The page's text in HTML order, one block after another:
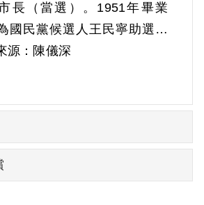
長（當選）。1951年畢業
國民黨候選人王民寧助選臺
選）。1957年第三屆臺北市
無黨籍的高玉樹助選（未當
年與康寧祥創辦《臺灣政
與康寧祥組成「黨外後援
選，促成黨外人士南北串
源：陳儀深